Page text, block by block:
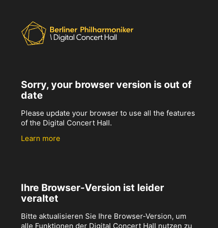
Sorry, your browser version is out of
date
Please update your browser to use all the features
of the Digital Concert Hall.
Learn more
Ihre Browser-Version ist leider
veraltet
Bitte aktualisieren Sie Ihre Browser-Version, um
alle Funktionen der Digital Concert Hall nutzen zu